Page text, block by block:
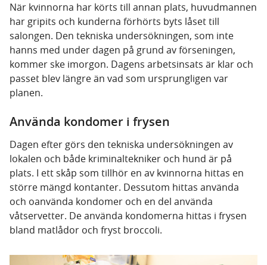
När kvinnorna har körts till annan plats, huvudmannen
har gripits och kunderna förhörts byts låset till
salongen. Den tekniska undersökningen, som inte
hanns med under dagen på grund av förseningen,
kommer ske imorgon. Dagens arbetsinsats är klar och
passet blev längre än vad som ursprungligen var
planen.
Använda kondomer i frysen
Dagen efter görs den tekniska undersökningen av
lokalen och både kriminaltekniker och hund är på
plats. I ett skåp som tillhör en av kvinnorna hittas en
större mängd kontanter. Dessutom hittas använda
och oanvända kondomer och en del använda
våtservetter. De använda kondomerna hittas i frysen
bland matlådor och fryst broccoli.